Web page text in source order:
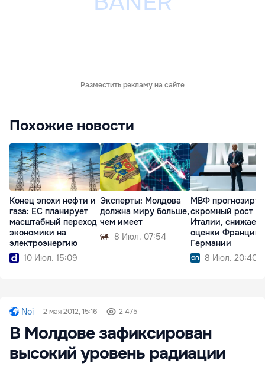
Разместить рекламу на сайте
Похожие новости
Конец эпохи нефти и
газа: ЕС планирует
масштабный переход
экономики на
электроэнергию
10 Июл. 15:09
Эксперты: Молдова
должна миру больше,
чем имеет
8 Июл. 07:54
МВФ
скромный рост
Италии, снижает
оценки Франции
Германии
8 Июл. 20:40
Noi 2 мая 2012, 15:16 2 475
В Молдове зафиксирован
высокий уровень радиации